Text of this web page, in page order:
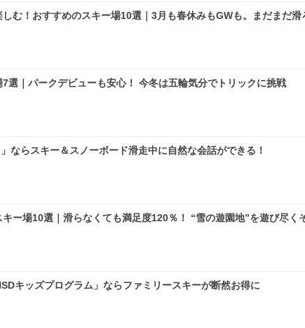
む！おすすめのスキー場10選｜3月も春休みもGWも。まだまだ滑
選｜パークデビューも安心！ 今冬は五輪気分でトリックに挑戦
らスキー＆スノーボード滑走中に自然な会話ができる！
ー場10選｜滑らなくても満足度120％！ “雪の遊園地”を遊び尽く
キッズプログラム」ならファミリースキーが断然お得に